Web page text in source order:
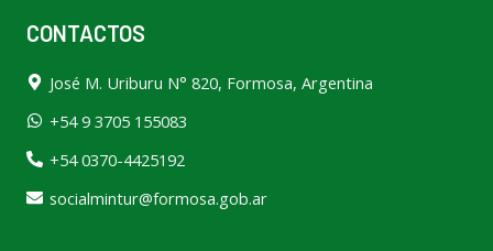
CONTACTOS
José M. Uriburu N° 820, Formosa, Argentina
+54 9 3705 155083
+54 0370-4425192
socialmintur@formosa.gob.ar